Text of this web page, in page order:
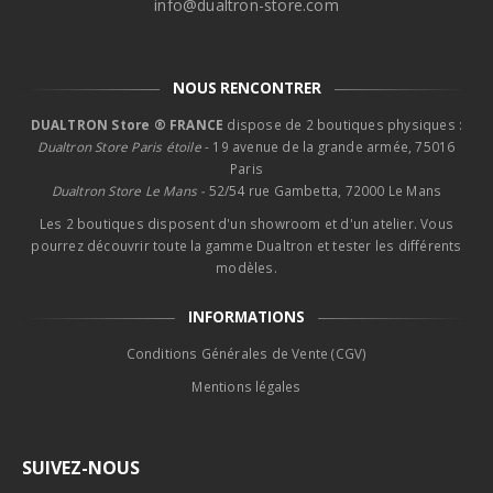
info@dualtron-store.com
NOUS RENCONTRER
DUALTRON Store ® FRANCE dispose de 2 boutiques physiques :
Dualtron Store Paris étoile- 19 avenue de la grande armée, 75016
Paris
Dualtron Store Le Mans - 52/54 rue Gambetta, 72000 Le Mans
Les 2 boutiques disposent d'un showroom et d'un atelier. Vous
pourrez découvrir toute la gamme Dualtron et tester les différents
modèles.
INFORMATIONS
Conditions Générales de Vente (CGV)
Mentions légales
SUIVEZ-NOUS